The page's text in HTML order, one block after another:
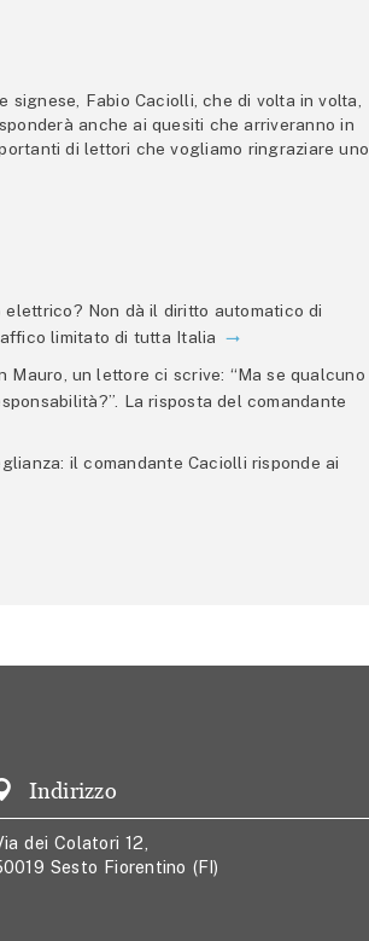
Fabio Caciolli, che di volta in volta,
anche ai quesiti che arriveranno in
di lettori che vogliamo ringraziare uno
elettrico? Non dà il diritto automatico di
limitato di tutta Italia
Mauro, un lettore ci scrive: “Ma se qualcuno
La risposta del comandante
il comandante Caciolli risponde ai
Indirizzo
dei Colatori 12,
Sesto Fiorentino (FI)